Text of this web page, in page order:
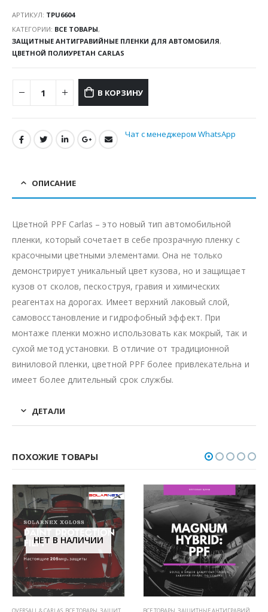
АРТИКУЛ: TPU6604
КАТЕГОРИИ: ВСЕ ТОВАРЫ,
ЗАЩИТНЫЕ АНТИГРАВИЙНЫЕ ПЛЕНКИ ДЛЯ АВТОМОБИЛЯ,
ЦВЕТНОЙ ПОЛИУРЕТАН CARLAS
В КОРЗИНУ
Чат с менеджером WhatsApp
ОПИСАНИЕ
Цветной PPF Carlas – это новый тип автомобильной
пленки, который сочетает в себе прозрачную пленку с
красочными цветными элементами. Она не только
демонстрирует уникальный цвет кузова, но и защищает
кузов от сколов, пескоструя, гравия и химических
реагентах на дорогах. Имеет верхний лаковый слой,
самовосстановление и гидрофобный эффект. При
монтаже пленки можно использовать как мокрый, так и
сухой метод установки. В отличие от традиционной
виниловой пленки, цветной PPF более привлекательна и
имеет более длительный срок службы.
ДЕТАЛИ
ПОХОЖИЕ ТОВАРЫ
НЕТ В НАЛИЧИИ